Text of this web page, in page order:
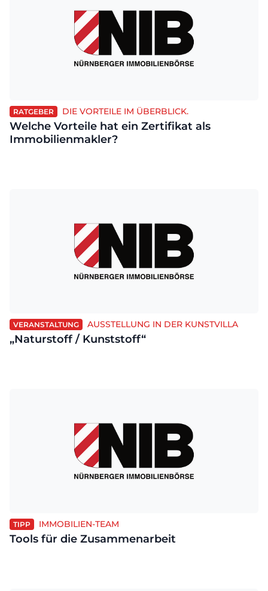
RATGEBER DIE VORTEILE IM ÜBERBLICK.
Welche Vorteile hat ein Zertifikat als
Immobilienmakler?
VERANSTALTUNG AUSSTELLUNG IN DER KUNSTVILLA
„Naturstoff / Kunststoff“
TIPP IMMOBILIEN-TEAM
Tools für die Zusammenarbeit